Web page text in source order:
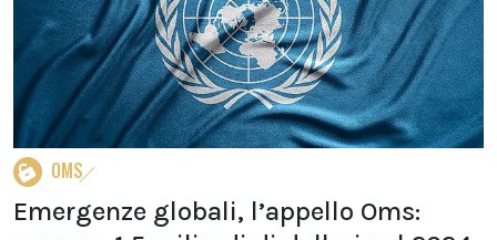
OMS
Emergenze globali, l’appello Oms: